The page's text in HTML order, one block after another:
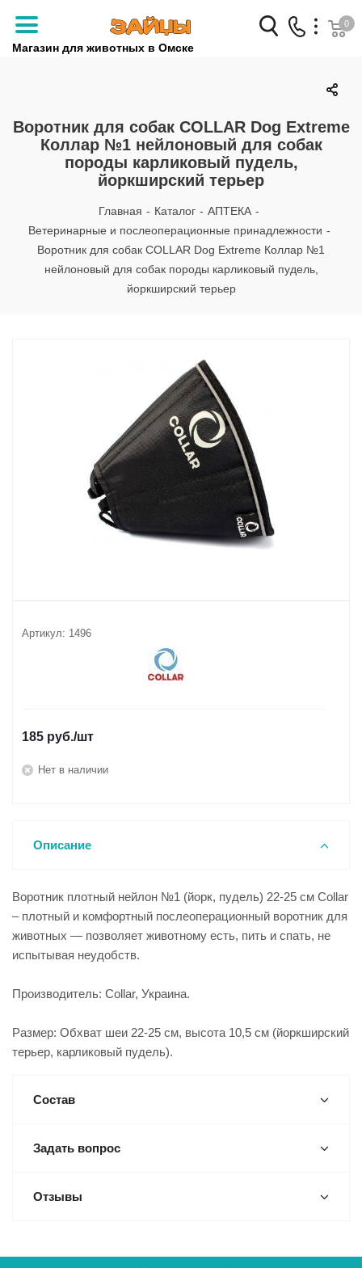
Магазин для животных в Омске
Заказать звонок
+7 (3812) 79-04-04
+7 (950) 959-88-32
0
Воротник для собак COLLAR Dog Extreme
Коллар №1 нейлоновый для собак
породы карликовый пудель,
йоркширский терьер
Главная - Каталог - АПТЕКА -
Ветеринарные и послеоперационные принадлежности -
Воротник для собак COLLAR Dog Extreme Коллар №1
нейлоновый для собак породы карликовый пудель,
йоркширский терьер
Артикул: 1496
185 руб./шт
Нет в наличии
Описание
Воротник плотный нейлон №1 (йорк, пудель) 22-25 см Collar
– плотный и комфортный послеоперационный воротник для
животных — позволяет животному есть, пить и спать, не
испытывая неудобств.
Производитель: Collar, Украина.
Размер: Обхват шеи 22-25 см, высота 10,5 см (йоркширский
терьер, карликовый пудель).
Состав
Задать вопрос
Отзывы